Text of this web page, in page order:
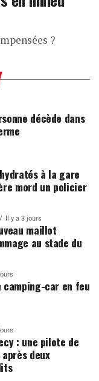
?
décède dans
à la gare
mord un policier
Il y a 3 jours
maillot
au stade du
camping-car en feu
: une pilote de
deux